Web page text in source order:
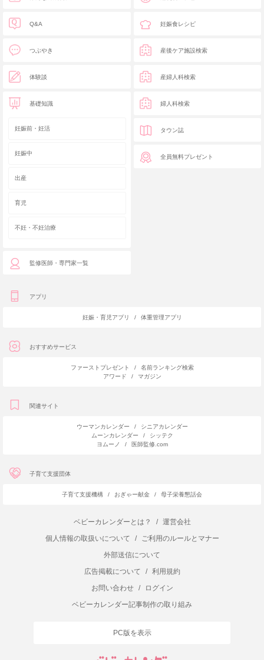
Q&A
つぶやき
体験談
基礎知識
妊娠前・妊活
妊娠中
出産
育児
不妊・不妊治療
監修医師・専門家一覧
妊娠食レシピ
産後ケア施設検索
産婦人科検索
婦人科検索
タウン誌
全員無料プレゼント
アプリ
妊娠・育児アプリ / 体重管理アプリ
おすすめサービス
ファーストプレゼント /
名前ランキング検索
アワード
/ マガジン
関連サイト
ウーマンカレンダー /
シニアカレンダー
ムーンカレンダー
/
シッテク
ヨムーノ
/ 医師監修.com
子育て支援団体
子育て支援機構 / おぎゃー献金 / 母子栄養懇話会
ベビーカレンダーとは？ /
運営会社
個人情報の取扱いについて
/
ご利用のルールとマナー
外部送信について
広告掲載について
/
利用規約
お問い合わせ
/
ログイン
ベビーカレンダー記事制作の取り組み
PC版を表示